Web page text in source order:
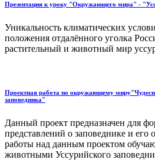
Презентация к уроку "Окружающего мира" -
Уникальность климатических
положения отдалённого уголка
растительный и животный мир
Проектная работа по окружающему
заповедника"
Данный проект предназначен для
представлений о заповеднике и его
работы над данным проектом
животными Уссурийского